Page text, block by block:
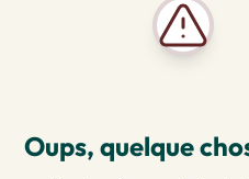
Oups, quelque